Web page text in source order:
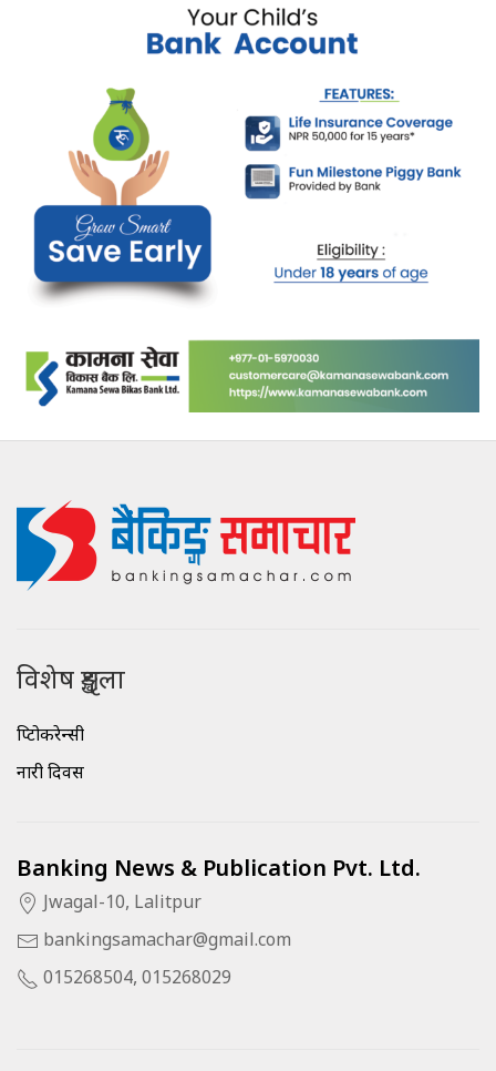
विशेष शृङ्खला
क्रिप्टोकरेन्सी
नारी दिवस
Banking News & Publication Pvt. Ltd.
Jwagal-10, Lalitpur
bankingsamachar@gmail.com
015268504, 015268029